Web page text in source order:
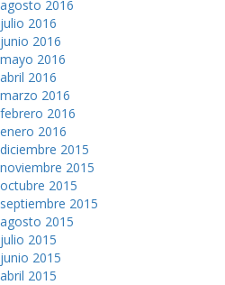
agosto 2016
julio 2016
junio 2016
mayo 2016
abril 2016
marzo 2016
febrero 2016
enero 2016
diciembre 2015
noviembre 2015
octubre 2015
septiembre 2015
agosto 2015
julio 2015
junio 2015
abril 2015